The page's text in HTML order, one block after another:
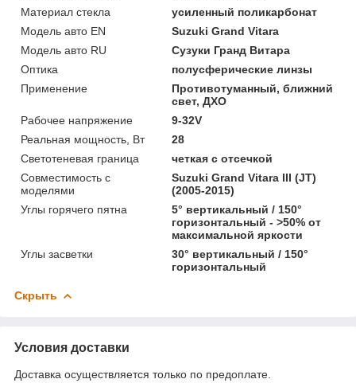
Материал стекла
усиленный поликарбонат
Модель авто EN
Suzuki Grand Vitara
Модель авто RU
Сузуки Гранд Витара
Оптика
полусферические линзы
Применение
Противотуманный, ближний
свет, ДХО
Рабочее напряжение
9-32V
Реальная мощность, Вт
28
Светотеневая граница
четкая с отсечкой
Совместимость с
моделями
Suzuki Grand Vitara III (JT)
(2005-2015)
Углы горячего пятна
5° вертикальный / 150°
горизонтальный - >50% от
максимальной яркости
Углы засветки
30° вертикальный / 150°
горизонтальный
Скрыть
Условия доставки
Доставка осуществляется только по предоплате.